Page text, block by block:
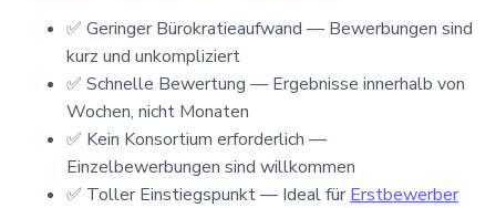
✅ Geringer Bürokratieaufwand — Bewerbungen sind
kurz und unkompliziert
✅ Schnelle Bewertung — Ergebnisse innerhalb von
Wochen, nicht Monaten
✅ Kein Konsortium erforderlich —
Einzelbewerbungen sind willkommen
✅ Toller Einstiegspunkt — Ideal für Erstbewerber